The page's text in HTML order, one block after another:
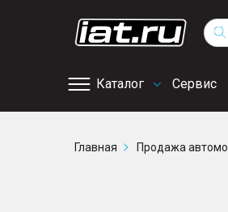
Каталог Сервис
сервис
Снегоходы
Квадроциклы
Главная Продажа